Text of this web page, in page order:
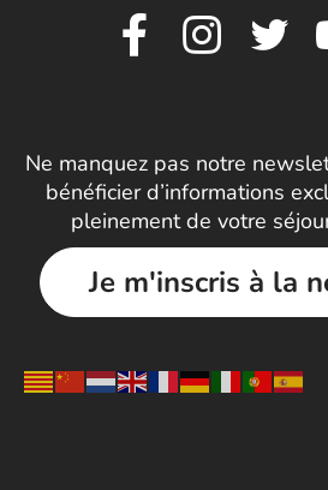
Ne manquez pas notre
bénéficier d’informations
pleinement de votre
Je m'inscris à la